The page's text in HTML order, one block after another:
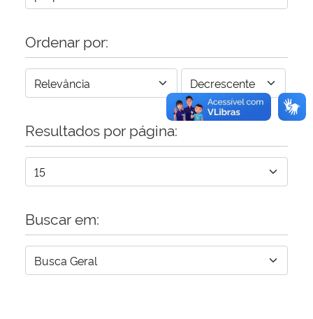
Banco Central do Brasil
Ordenar por:
Resultados por página:
Buscar em: